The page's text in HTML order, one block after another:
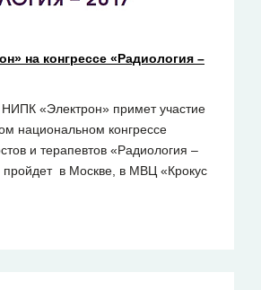
на конгрессе «Радиология –
«Электрон» примет участие
национальном конгрессе
и терапевтов «Радиология –
пройдет в Москве, в МВЦ «Крокус